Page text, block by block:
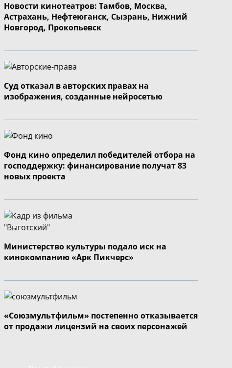
Новости кинотеатров: Тамбов, Москва,
Астрахань, Нефтеюганск, Сызрань, Нижний
Новгород, Прокопьевск
Суд отказал в авторских правах на
изображения, созданные нейросетью
Фонд кино определил победителей отбора на
господдержку: финансирование получат 83
новых проекта
Министерство культуры подало иск на
кинокомпанию «Арк Пикчерс»
«Союзмультфильм» постепенно отказывается
от продажи лицензий на своих персонажей